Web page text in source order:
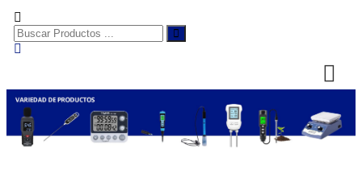
Buscar: